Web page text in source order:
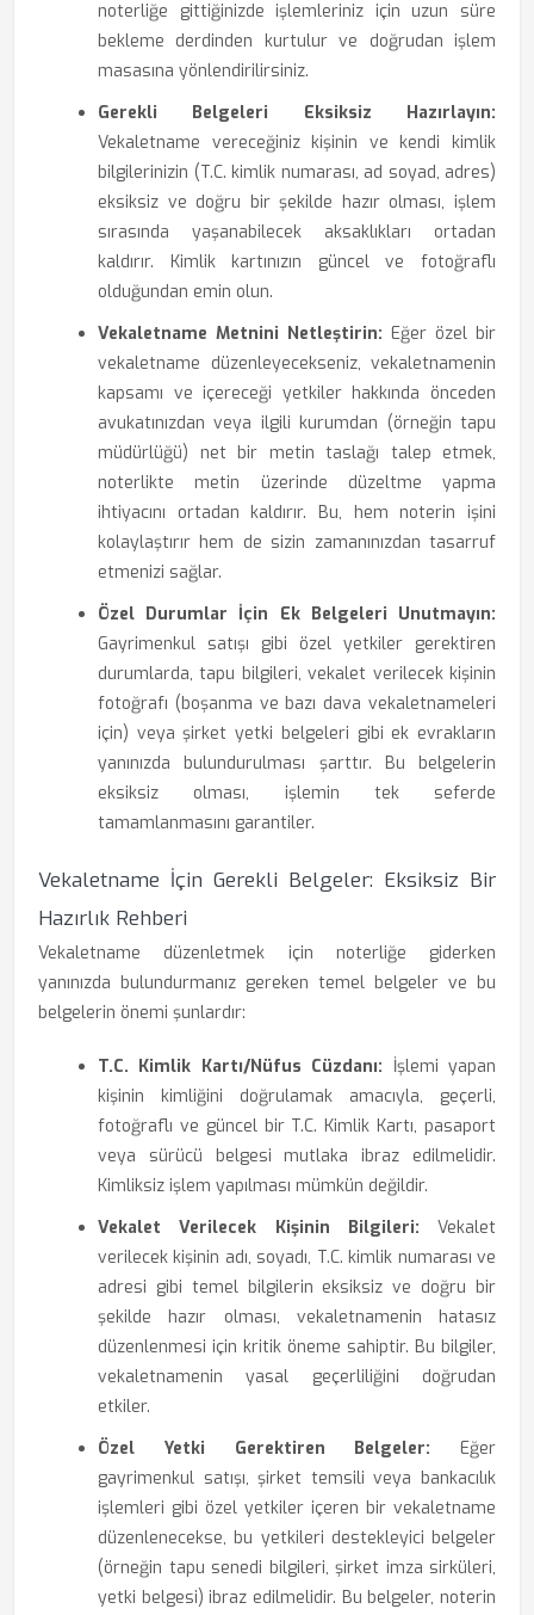
noterliğe gittiğinizde işlemleriniz için uzun süre
bekleme derdinden kurtulur ve doğrudan işlem
masasına yönlendirilirsiniz.
Gerekli Belgeleri Eksiksiz Hazırlayın:
Vekaletname vereceğiniz kişinin ve kendi kimlik
bilgilerinizin (T.C. kimlik numarası, ad soyad, adres)
eksiksiz ve doğru bir şekilde hazır olması, işlem
sırasında yaşanabilecek aksaklıkları ortadan
kaldırır. Kimlik kartınızın güncel ve fotoğraflı
olduğundan emin olun.
Vekaletname Metnini Netleştirin: Eğer özel bir
vekaletname düzenleyecekseniz, vekaletnamenin
kapsamı ve içereceği yetkiler hakkında önceden
avukatınızdan veya ilgili kurumdan (örneğin tapu
müdürlüğü) net bir metin taslağı talep etmek,
noterlikte metin üzerinde düzeltme yapma
ihtiyacını ortadan kaldırır. Bu, hem noterin işini
kolaylaştırır hem de sizin zamanınızdan tasarruf
etmenizi sağlar.
Özel Durumlar İçin Ek Belgeleri Unutmayın:
Gayrimenkul satışı gibi özel yetkiler gerektiren
durumlarda, tapu bilgileri, vekalet verilecek kişinin
fotoğrafı (boşanma ve bazı dava vekaletnameleri
için) veya şirket yetki belgeleri gibi ek evrakların
yanınızda bulundurulması şarttır. Bu belgelerin
eksiksiz olması, işlemin tek seferde
tamamlanmasını garantiler.
Vekaletname İçin Gerekli Belgeler: Eksiksiz Bir
Hazırlık Rehberi
Vekaletname düzenletmek için noterliğe giderken
yanınızda bulundurmanız gereken temel belgeler ve bu
belgelerin önemi şunlardır:
T.C. Kimlik Kartı/Nüfus Cüzdanı: İşlemi yapan
kişinin kimliğini doğrulamak amacıyla, geçerli,
fotoğraflı ve güncel bir T.C. Kimlik Kartı, pasaport
veya sürücü belgesi mutlaka ibraz edilmelidir.
Kimliksiz işlem yapılması mümkün değildir.
Vekalet Verilecek Kişinin Bilgileri: Vekalet
verilecek kişinin adı, soyadı, T.C. kimlik numarası ve
adresi gibi temel bilgilerin eksiksiz ve doğru bir
şekilde hazır olması, vekaletnamenin hatasız
düzenlenmesi için kritik öneme sahiptir. Bu bilgiler,
vekaletnamenin yasal geçerliliğini doğrudan
etkiler.
Özel Yetki Gerektiren Belgeler: Eğer
gayrimenkul satışı, şirket temsili veya bankacılık
işlemleri gibi özel yetkiler içeren bir vekaletname
düzenlenecekse, bu yetkileri destekleyici belgeler
(örneğin tapu senedi bilgileri, şirket imza sirküleri,
yetki belgesi) ibraz edilmelidir. Bu belgeler, noterin